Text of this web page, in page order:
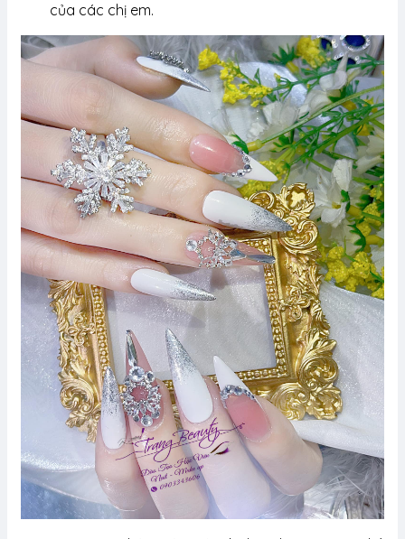
của các chị em.